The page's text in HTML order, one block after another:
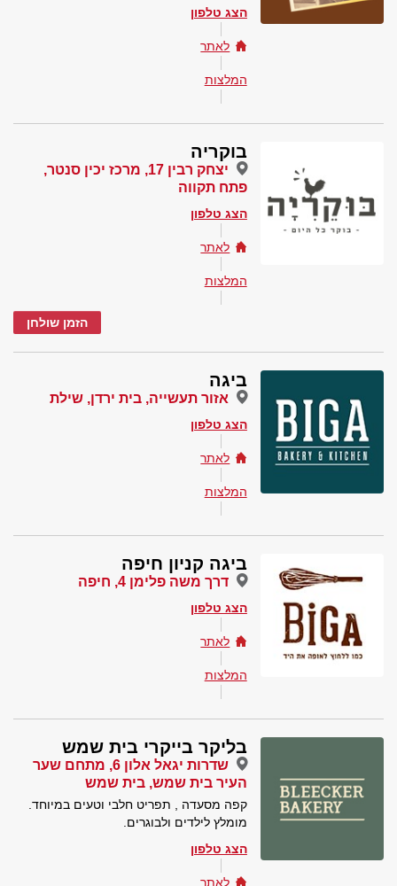
הצג טלפון
לאתר
המלצות
בוקריה
יצחק רבין 17, מרכז יכין סנטר,
פתח תקווה
הצג טלפון
לאתר
המלצות
הזמן שולחן
ביגה
אזור תעשייה, בית ירדן, שילת
הצג טלפון
לאתר
המלצות
ביגה קניון חיפה
דרך משה פלימן 4, חיפה
הצג טלפון
לאתר
המלצות
בליקר בייקרי בית שמש
שדרות יגאל אלון 6, מתחם שער
העיר בית שמש, בית שמש
קפה מסעדה , תפריט חלבי וטעים במיוחד.
מומלץ לילדים ולבוגרים.
הצג טלפון
לאתר